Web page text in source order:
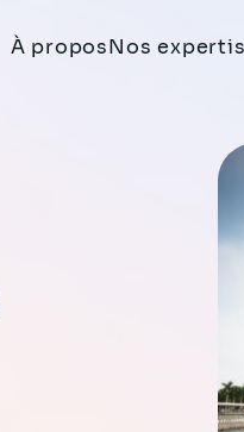
À proposNos